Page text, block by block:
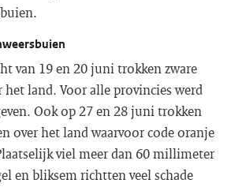
van 19 en 20 juni trokken zware
het land. Voor alle provincies werd
Ook op 27 en 28 juni trokken
over het land waarvoor code oranje
viel meer dan 60 millimeter
en bliksem richtten veel schade